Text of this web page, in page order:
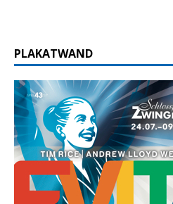
PLAKATWAND